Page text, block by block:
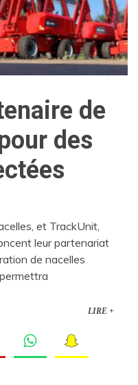
de
des
et TrackUnit,
leur partenariat
de nacelles
LIRE +